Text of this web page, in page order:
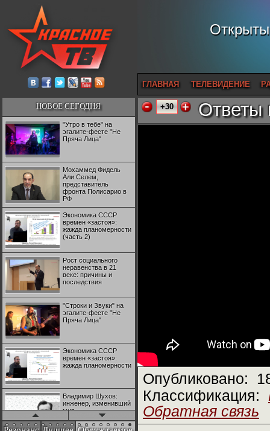
ГЛАВНАЯ ТЕЛЕВИДЕНИЕ
НОВОЕ СЕГОДНЯ
"Утро в тебе" на
эгалите-фесте "Не
Пряча Лица"
Мохаммед Фидель
Али Селем,
представитель
фронта Полисарио в
РФ
Экономика СССР
времен «застоя»:
жажда планомерности
(часть 2)
Рост социального
неравенства в 21
веке: причины и
последствия
"Строки и Звуки" на
эгалите-фесте "Не
Пряча Лица"
Экономика СССР
времен «застоя»:
жажда планомерности
Владимир Шухов:
инженер, изменивший
мир
+30 Ответы
Опубликовано:
Классификация:
Обратная связь